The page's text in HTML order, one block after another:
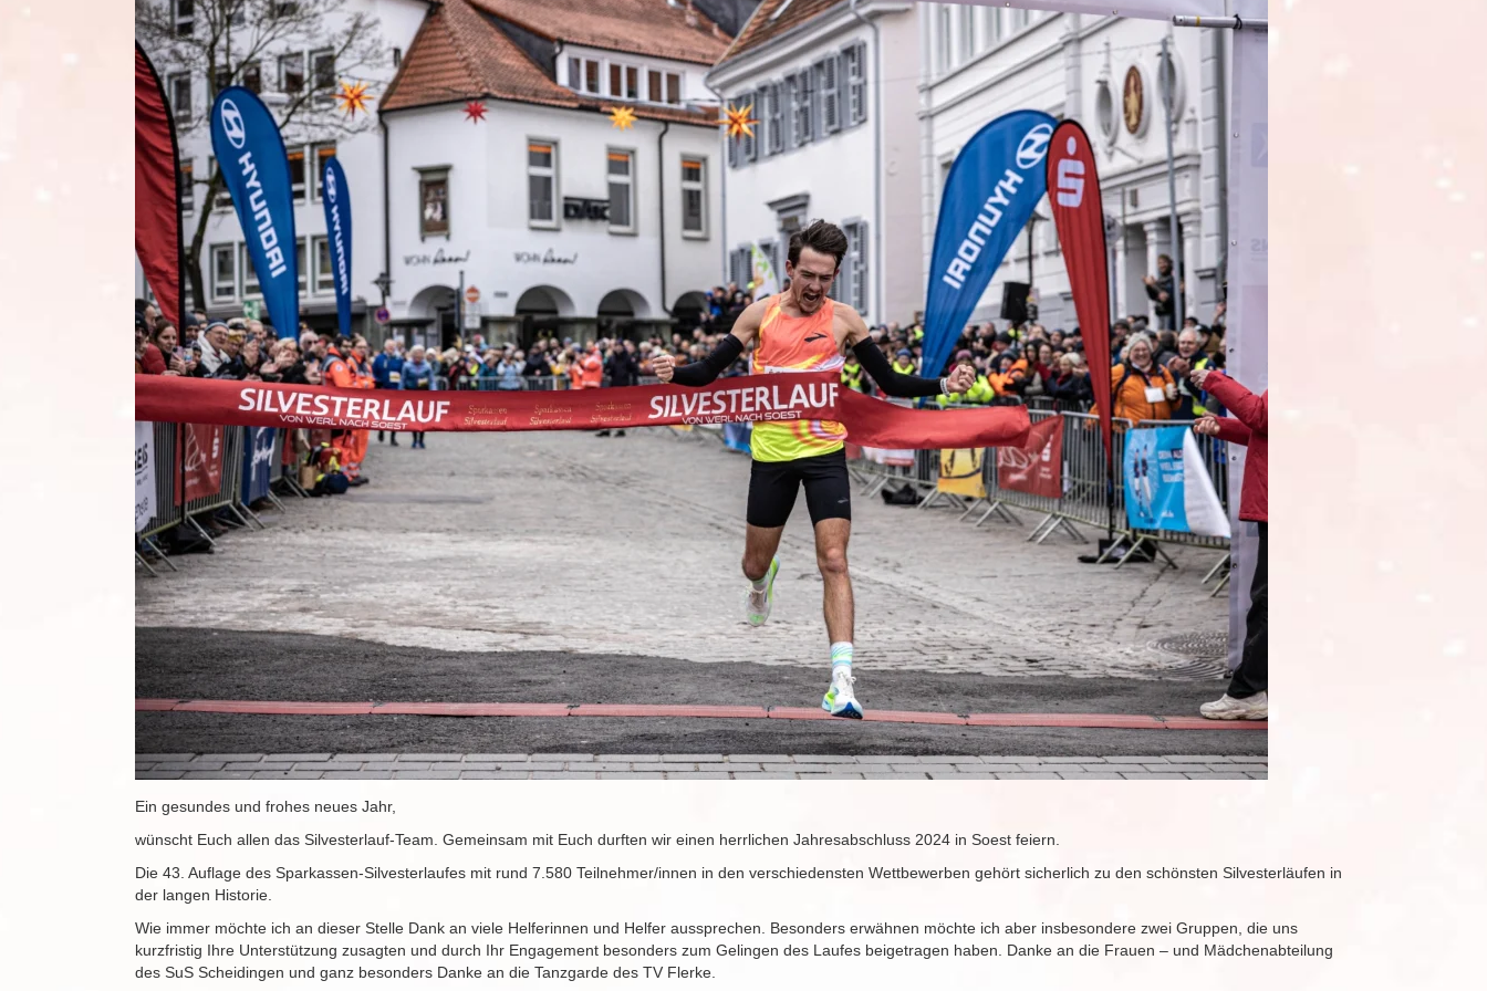
Ein gesundes und frohes neues Jahr,
wünscht Euch allen das Silvesterlauf-Team. Gemeinsam mit Euch durften wir einen herrlichen Jahresabschluss 2024 in Soest feiern.
Die 43. Auflage des Sparkassen-Silvesterlaufes mit rund 7.580 Teilnehmer/innen in den verschiedensten Wettbewerben gehört sicherlich zu den schönsten Silvesterläufen in
der langen Historie.
Wie immer möchte ich an dieser Stelle Dank an viele Helferinnen und Helfer aussprechen. Besonders erwähnen möchte ich aber insbesondere zwei Gruppen, die uns
kurzfristig Ihre Unterstützung zusagten und durch Ihr Engagement besonders zum Gelingen des Laufes beigetragen haben. Danke an die Frauen – und Mädchenabteilung
des SuS Scheidingen und ganz besonders Danke an die Tanzgarde des TV Flerke.